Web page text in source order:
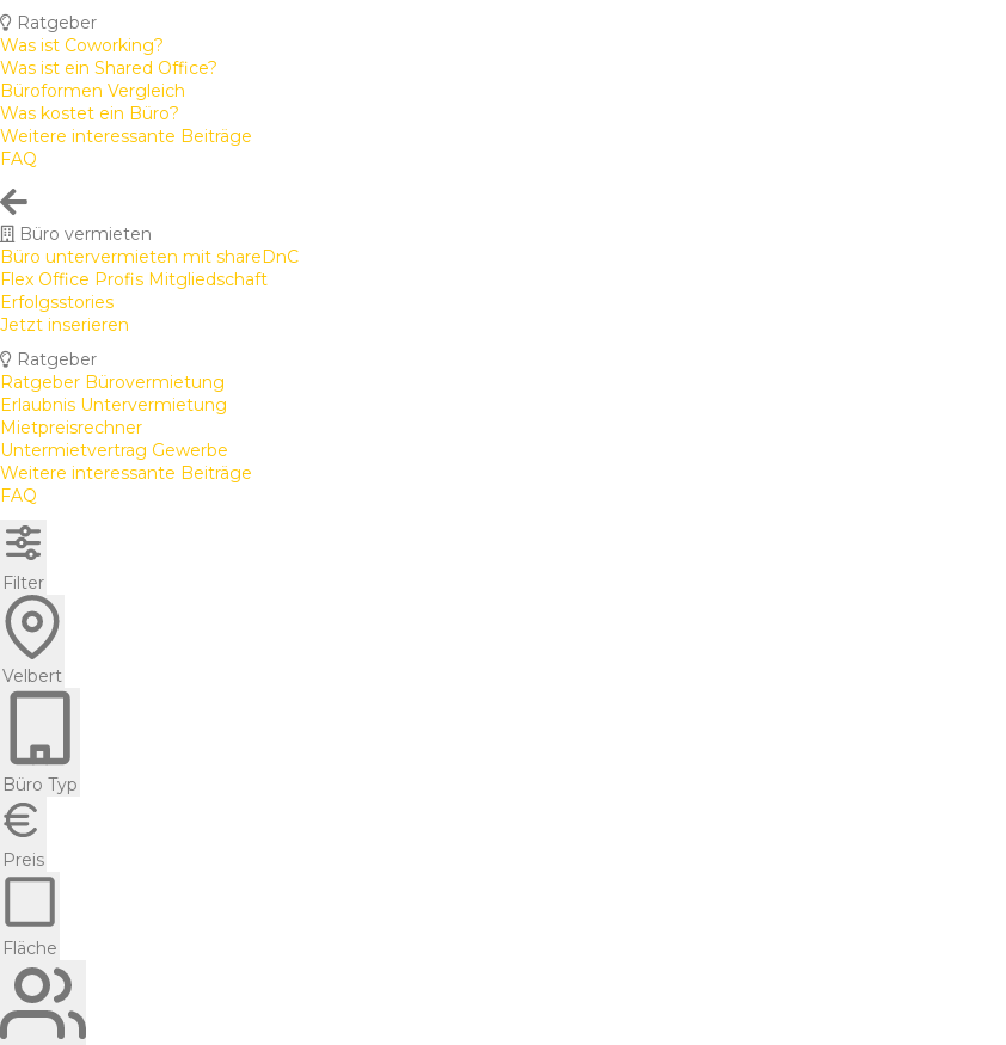
Ratgeber
Was ist Coworking?
Was ist ein Shared Office?
Büroformen Vergleich
Was kostet ein Büro?
Weitere interessante Beiträge
FAQ
Büro vermieten
Büro untervermieten mit shareDnC
Flex Office Profis Mitgliedschaft
Erfolgsstories
Jetzt inserieren
Ratgeber
Ratgeber Bürovermietung
Erlaubnis Untervermietung
Mietpreisrechner
Untermietvertrag Gewerbe
Weitere interessante Beiträge
FAQ
Filter
Velbert
Büro Typ
Preis
Fläche